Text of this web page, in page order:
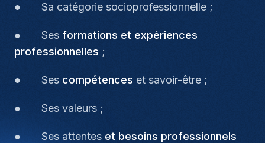
● Sa catégorie socioprofessionnelle ;
● Ses formations et expériences
professionnelles ;
● Ses compétences et savoir-être ;
● Ses valeurs ;
● Ses attentes et besoins professionnels